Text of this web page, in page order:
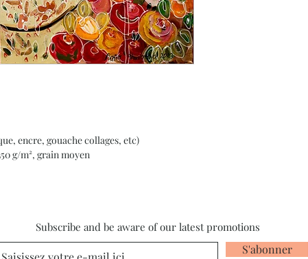
encre, gouache collages, etc)
g/m², grain moyen
Subscribe and be aware of our latest promotions
S'abonner